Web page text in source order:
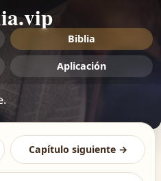
Biblia
Aplicación
Capítulo siguiente →